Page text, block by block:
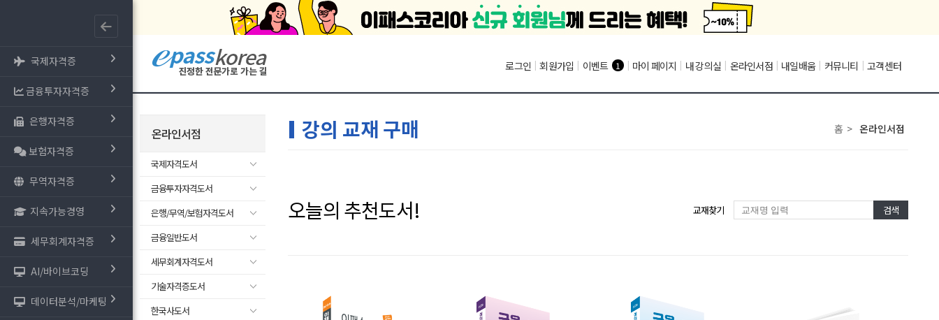
국제자격증
금융투자자격증
은행자격증
보험자격증
무역자격증
지속가능경영
세무회계자격증
AI/바이브코딩
데이터분석/마케팅
로그인 | 회원가입 | 이벤트 1 | 마이 페이지 | 내 강의실 | 온라인서점 | 내일배움 | 커뮤니티 | 고객센터
온라인서점
국제자격도서
금융투자자격도서
은행/무역/보험자격도서
금융일반도서
세무회계자격도서
기술자격증도서
한국사도서
강의 교재 구매 홈 > 온라인서점
오늘의 추천도서! 교재찾기 검색